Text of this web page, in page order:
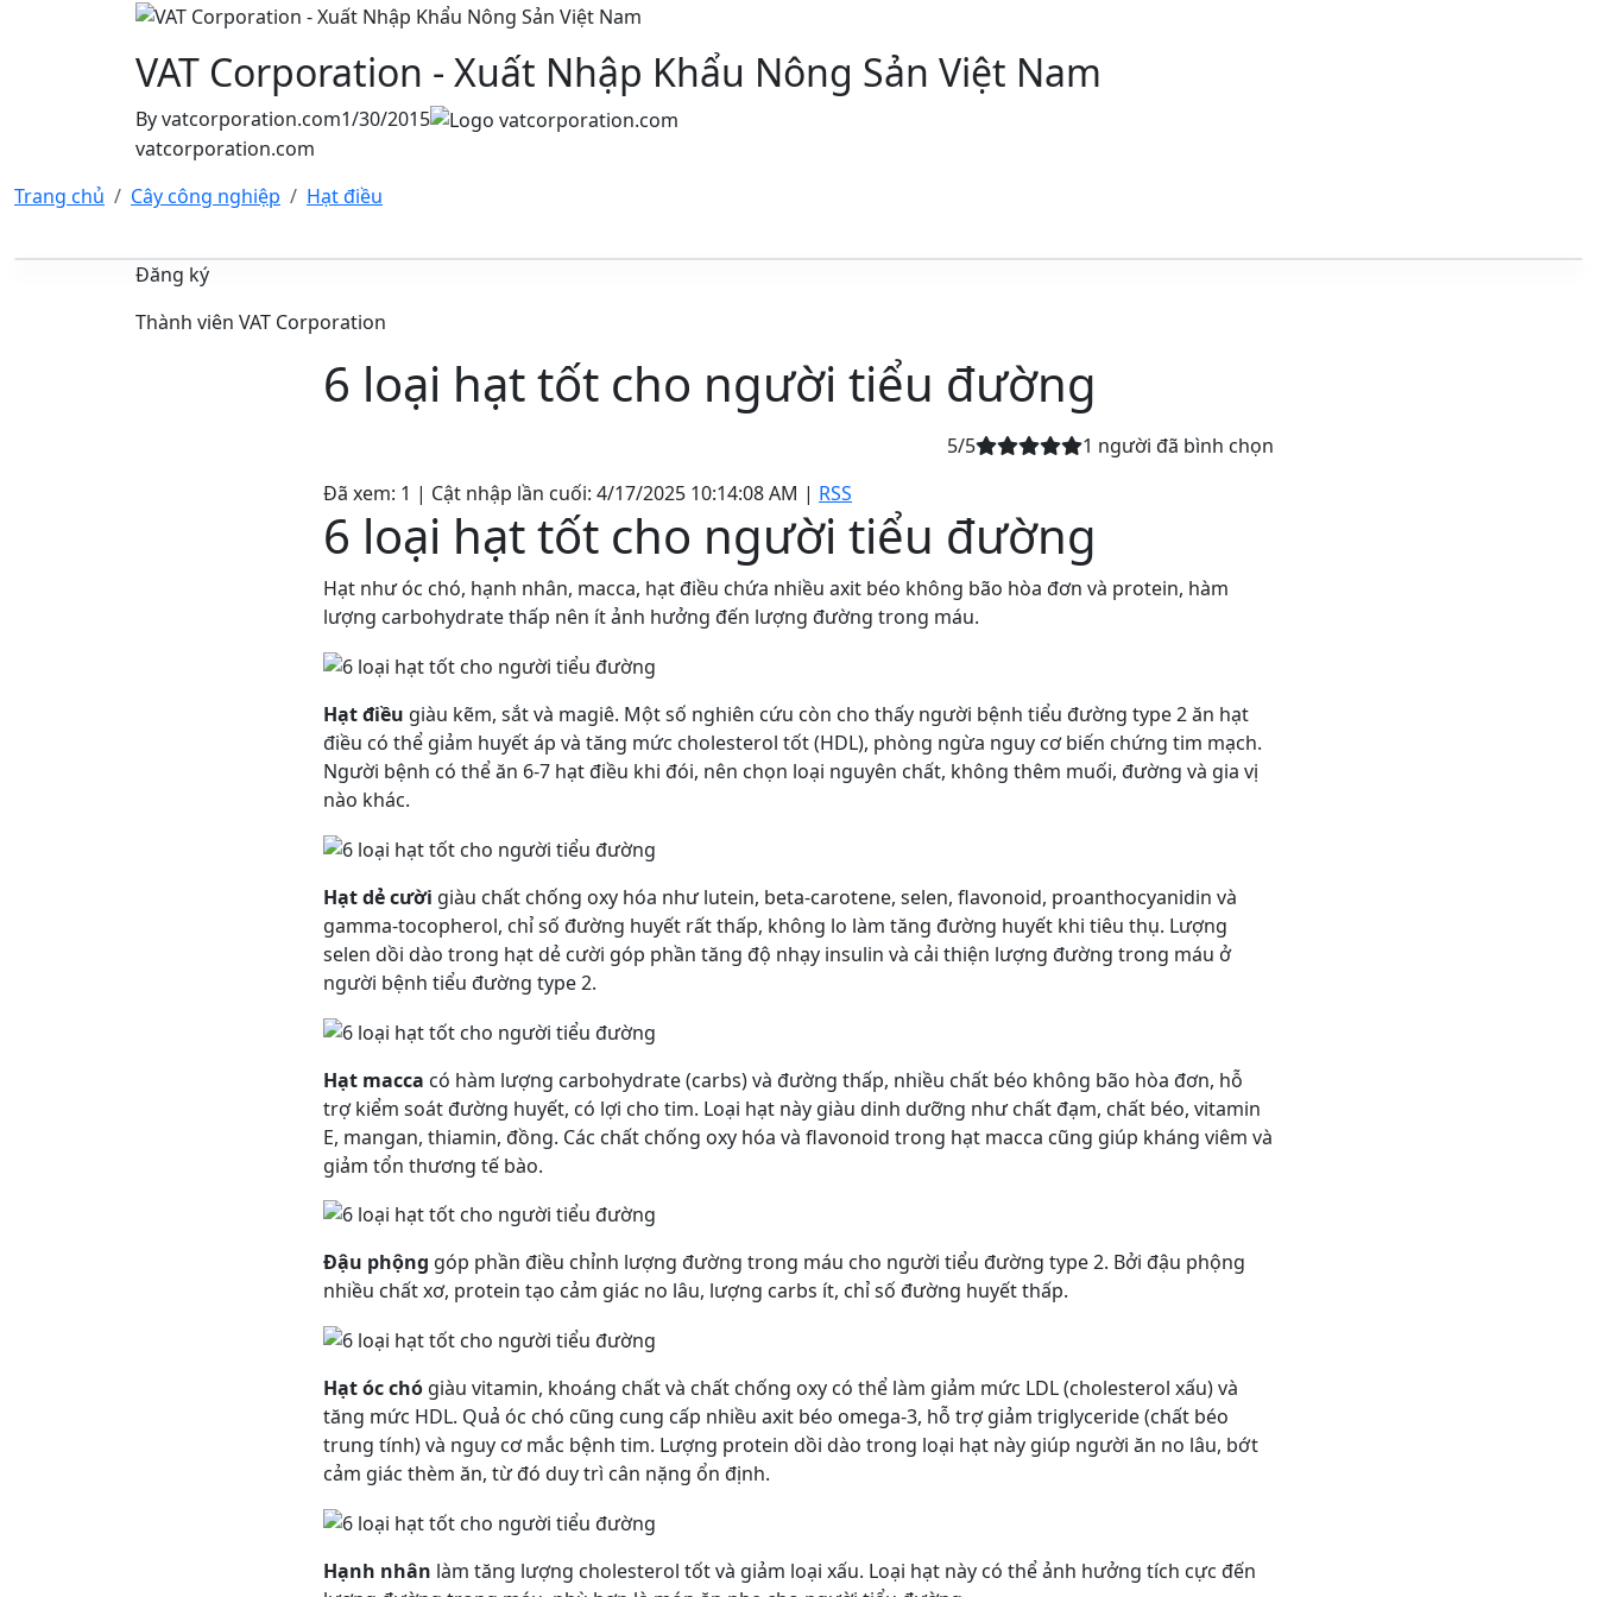
VAT Corporation - Xuất Nhập Khẩu Nông Sản Việt Nam
Byvatcorporation.com1/30/2015
vatcorporation.com
Trang chủ
Cây công nghiệp Hạt điều
Đăng ký
Thành viên VAT Corporation
6 loại hạt tốt cho người tiểu đường
5/5 1 người đã bình chọn
Đã xem: 1 | Cật nhập lần cuối: 4/17/2025 10:14:08 AM | RSS
6 loại hạt tốt cho người tiểu đường
Hạt như óc chó, hạnh nhân, macca, hạt điều chứa nhiều axit béo không bão hòa đơn và protein, hàm
lượng carbohydrate thấp nên ít ảnh hưởng đến lượng đường trong máu.
Hạt điều giàu kẽm, sắt và magiê. Một số nghiên cứu còn cho thấy người bệnh tiểu đường type 2 ăn hạt
điều có thể giảm huyết áp và tăng mức cholesterol tốt (HDL), phòng ngừa nguy cơ biến chứng tim mạch.
Người bệnh có thể ăn 6-7 hạt điều khi đói, nên chọn loại nguyên chất, không thêm muối, đường và gia vị
nào khác.
Hạt dẻ cười giàu chất chống oxy hóa như lutein, beta-carotene, selen, flavonoid, proanthocyanidin và
gamma-tocopherol, chỉ số đường huyết rất thấp, không lo làm tăng đường huyết khi tiêu thụ. Lượng
selen dồi dào trong hạt dẻ cười góp phần tăng độ nhạy insulin và cải thiện lượng đường trong máu ở
người bệnh tiểu đường type 2.
Hạt macca có hàm lượng carbohydrate (carbs) và đường thấp, nhiều chất béo không bão hòa đơn, hỗ
trợ kiểm soát đường huyết, có lợi cho tim. Loại hạt này giàu dinh dưỡng như chất đạm, chất béo, vitamin
E, mangan, thiamin, đồng. Các chất chống oxy hóa và flavonoid trong hạt macca cũng giúp kháng viêm và
giảm tổn thương tế bào.
Đậu phộng góp phần điều chỉnh lượng đường trong máu cho người tiểu đường type 2. Bởi đậu phộng
nhiều chất xơ, protein tạo cảm giác no lâu, lượng carbs ít, chỉ số đường huyết thấp.
Hạt óc chó giàu vitamin, khoáng chất và chất chống oxy có thể làm giảm mức LDL (cholesterol xấu) và
tăng mức HDL. Quả óc chó cũng cung cấp nhiều axit béo omega-3, hỗ trợ giảm triglyceride (chất béo
trung tính) và nguy cơ mắc bệnh tim. Lượng protein dồi dào trong loại hạt này giúp người ăn no lâu, bớt
cảm giác thèm ăn, từ đó duy trì cân nặng ổn định.
Hạnh nhân làm tăng lượng cholesterol tốt và giảm loại xấu. Loại hạt này có thể ảnh hưởng tích cực đến